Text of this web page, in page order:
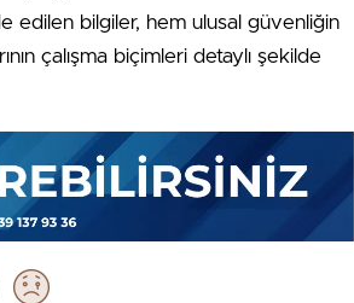
edilen bilgiler, hem ulusal güvenliğin
çalışma biçimleri detaylı şekilde